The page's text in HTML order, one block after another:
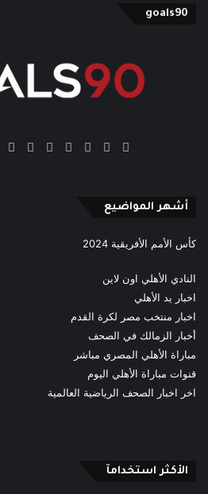
goals90
فيسبوك
‫X بينتيريست
‫YouTube
أشهر المواضيع
كأس الأمم الأفريقية 2024
النادي الأهلي اون لاين
اخبار يد الأهلي
اخبار منتخب مصر لكرة القدم
أخبار الزمالك في الصحف
مباراة الأهلي المصري مباشر
قنوات مباراة الأهلي اليوم
اخر اخبار الصحف الرياضية العالمية
الأكثر استخدامآ